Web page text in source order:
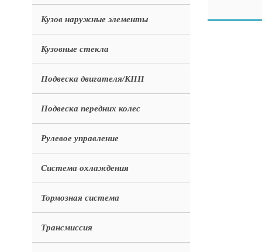
Кузов наружные элементы
Кузовные стекла
Подвеска двигателя/КПП
Подвеска передних колес
Рулевое управление
Система охлаждения
Тормозная система
Трансмиссия